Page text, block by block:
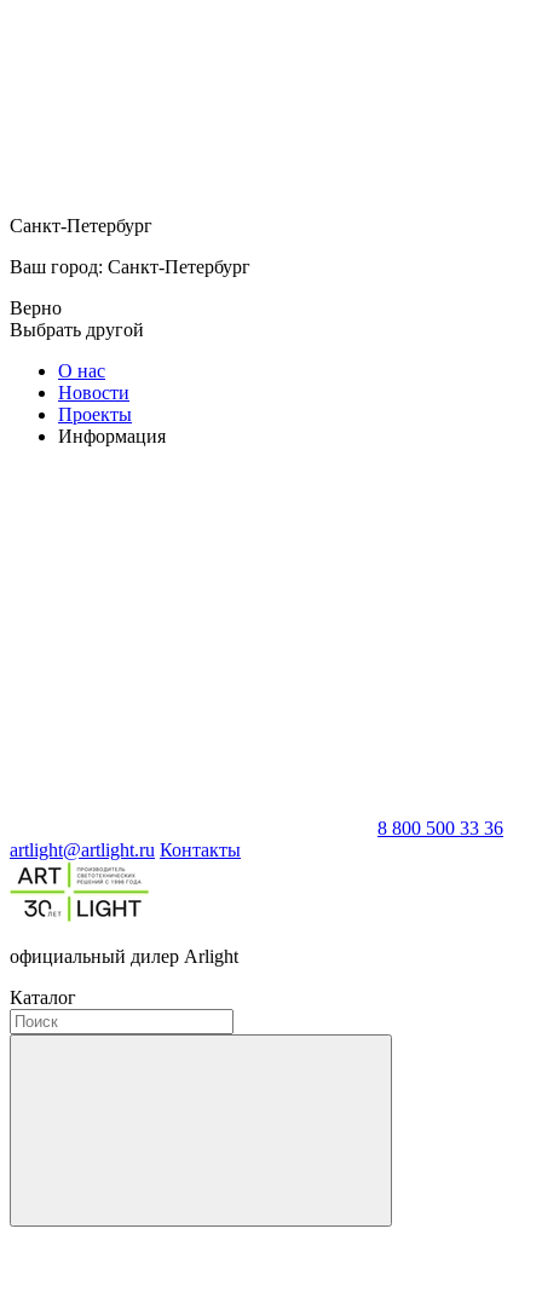
Санкт-Петербург
Ваш город: Санкт-Петербург
Верно
Выбрать другой
О нас
Новости
Проекты
Информация
8 800 500 33 36
artlight@artlight.ru Контакты
официальный дилер Arlight
Каталог